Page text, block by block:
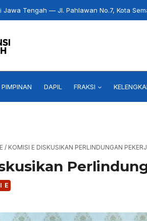
Jawa Tengah — Jl. Pahlawan No.7, Kota
PIMPINAN DAPIL FRAKSI
/ KOMISI E DISKUSIKAN PERLINDUNGAN
E